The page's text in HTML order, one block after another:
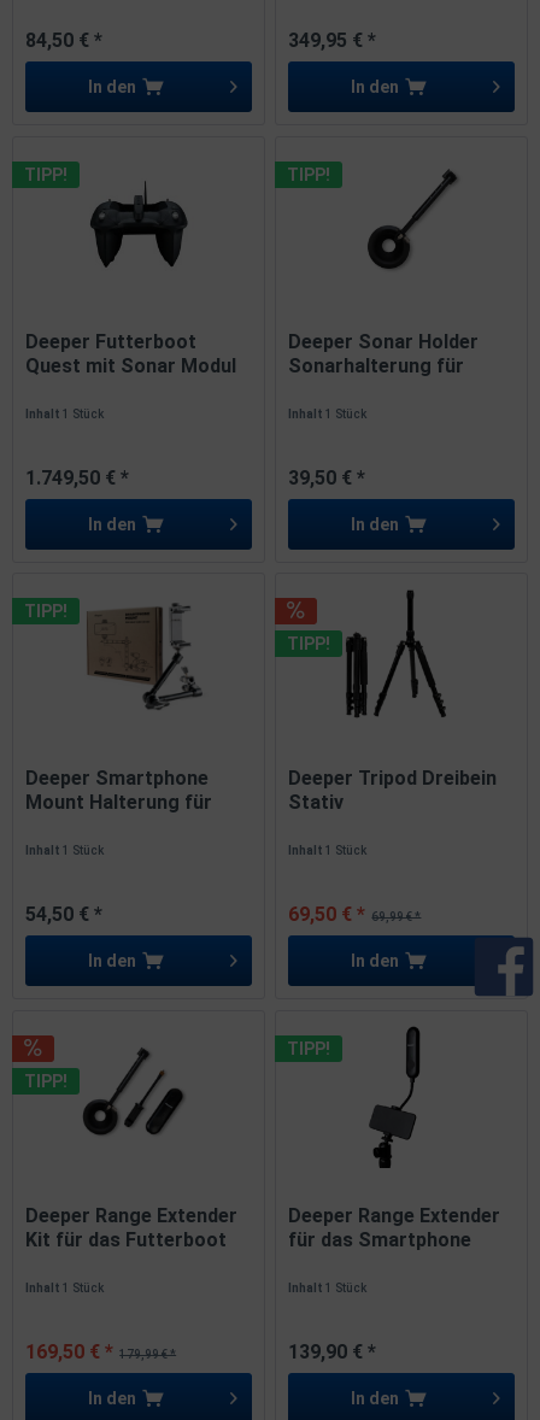
84,50 € *
In den
349,95 € *
In den
TIPP!
Deeper Futterboot
Quest mit Sonar Modul
Inhalt1 Stück
1.749,50 € *
In den
TIPP!
Deeper Sonar Holder
Sonarhalterung für
Inhalt1 Stück
39,50 € *
In den
TIPP!
Deeper Smartphone
Mount Halterung für
Inhalt1 Stück
54,50 € *
In den
TIPP!
Deeper Tripod Dreibein
Stativ
Inhalt1 Stück
69,99 € *
69,50 € *
In den
TIPP!
Deeper Range Extender
Kit für das Futterboot
Inhalt1 Stück
179,99 € *
169,50 € *
In den
TIPP!
Deeper Range Extender
für das Smartphone
Inhalt1 Stück
139,90 € *
In den